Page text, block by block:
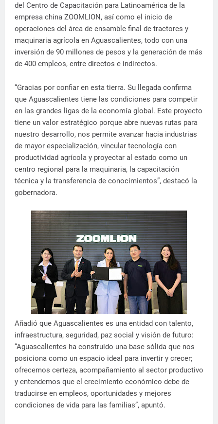
del Centro de Capacitación para Latinoamérica de la
empresa china ZOOMLION, así como el inicio de
operaciones del área de ensamble final de tractores y
maquinaria agrícola en Aguascalientes, todo con una
inversión de 90 millones de pesos y la generación de más
de 400 empleos, entre directos e indirectos.
“Gracias por confiar en esta tierra. Su llegada confirma
que Aguascalientes tiene las condiciones para competir
en las grandes ligas de la economía global. Este proyecto
tiene un valor estratégico porque abre nuevas rutas para
nuestro desarrollo, nos permite avanzar hacia industrias
de mayor especialización, vincular tecnología con
productividad agrícola y proyectar al estado como un
centro regional para la maquinaria, la capacitación
técnica y la transferencia de conocimientos”, destacó la
gobernadora.
Añadió que Aguascalientes es una entidad con talento,
infraestructura, seguridad, paz social y visión de futuro:
“Aguascalientes ha construido una base sólida que nos
posiciona como un espacio ideal para invertir y crecer;
ofrecemos certeza, acompañamiento al sector productivo
y entendemos que el crecimiento económico debe de
traducirse en empleos, oportunidades y mejores
condiciones de vida para las familias”, apuntó.